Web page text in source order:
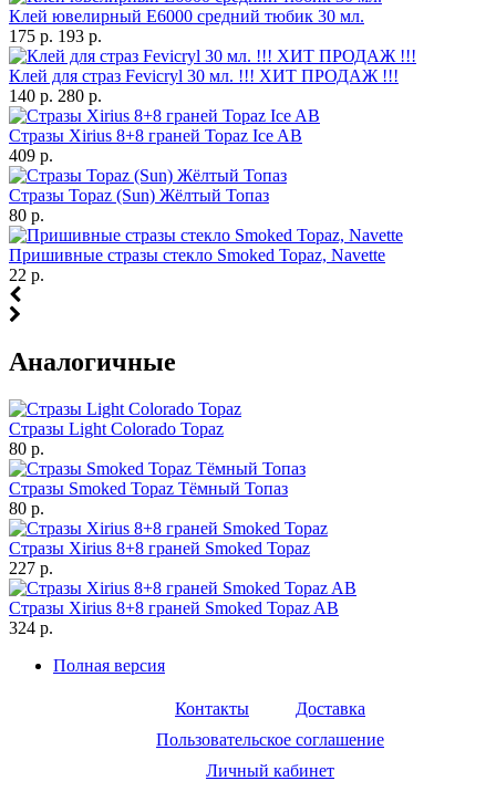
Клей ювелирный Е6000 средний тюбик 30 мл.
175 р. 193 р.
Клей для страз Fevicryl 30 мл. !!! ХИТ ПРОДАЖ !!!
140 р. 280 р.
Стразы Xirius 8+8 граней Topaz Ice AB
409 р.
Стразы Topaz (Sun) Жёлтый Топаз
80 р.
Пришивные стразы стекло Smoked Topaz, Navette
22 р.
Аналогичные
Стразы Light Colorado Topaz
80 р.
Стразы Smoked Topaz Тёмный Топаз
80 р.
Стразы Xirius 8+8 граней Smoked Topaz
227 р.
Стразы Xirius 8+8 граней Smoked Topaz AB
324 р.
Полная версия
Контакты
Доставка
Пользовательское соглашение
Личный кабинет